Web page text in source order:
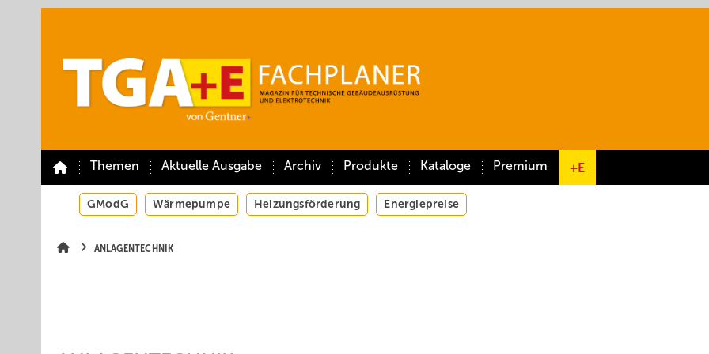
Themen Aktuelle Ausgabe Archiv Produkte Kataloge Premium +E
GModG Wärmepumpe Heizungsförderung Energiepreise
ANLAGENTECHNIK